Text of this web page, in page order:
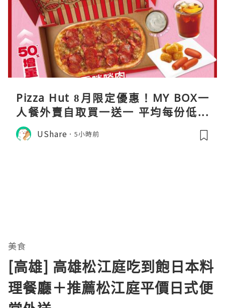
Pizza Hut 8月限定優惠！MY BOX一
人餐外賣自取買一送一 平均每份低至
$31
UShare 5小時前
美食
[高雄] 高雄松江庭吃到飽日本料
理餐廳＋推薦松江庭平價日式便